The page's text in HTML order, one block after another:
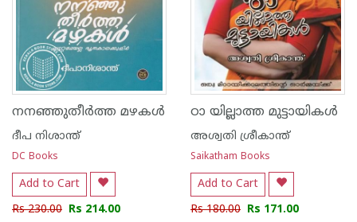
നനഞ്ഞുതീര്‍ത്ത മഴകള്‍
ദീപ നിശാന്ത്
DC Books
Add to Cart
Rs 230.00 Rs 214.00
ഠാ യില്ലാത്ത മുട്ടായികള്‍
അശ്വതി ശ്രീകാന്ത്
Saikatham Books
Add to Cart
Rs 180.00 Rs 171.00